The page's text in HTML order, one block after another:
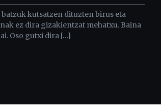
batzuk kutsatzen dituzten birus eta
ez dira gizakientzat mehatxu. Baina
Oso gutxi dira […]